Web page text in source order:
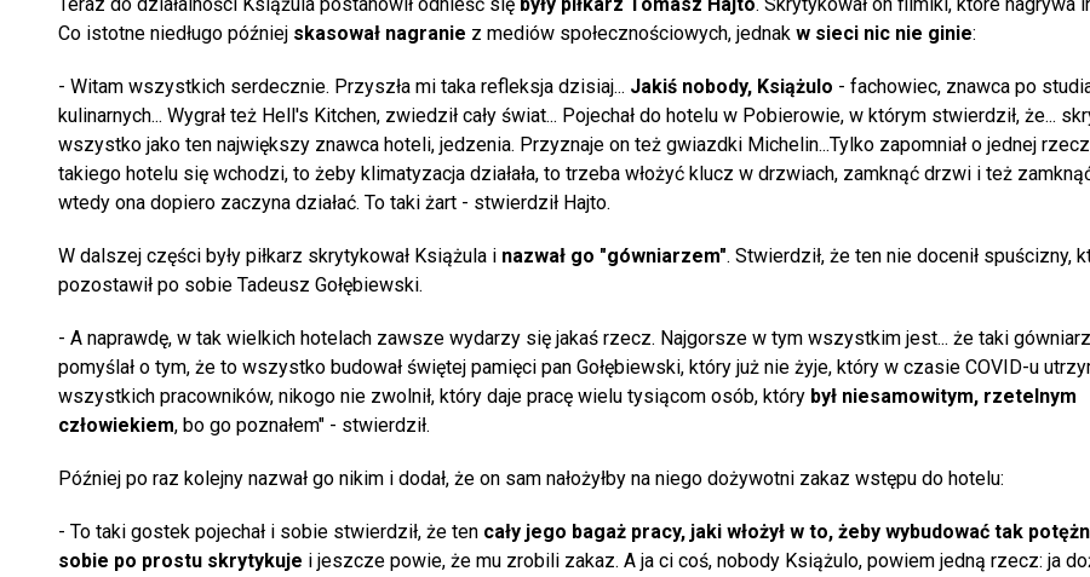
Co istotne niedługo później skasował nagranie z mediów społecznościowych, jednak w sieci nic nie ginie:
- Witam wszystkich serdecznie. Przyszła mi taka refleksja dzisiaj... Jakiś nobody, Książulo - fachowiec, znawca po
kulinarnych... Wygrał też Hell's Kitchen, zwiedził cały świat... Pojechał do hotelu w Pobierowie, w którym stwierdził, że...
wszystko jako ten największy znawca hoteli, jedzenia. Przyznaje on też gwiazdki Michelin...Tylko zapomniał o jednej
takiego hotelu się wchodzi, to żeby klimatyzacja działała, to trzeba włożyć klucz w drzwiach, zamknąć drzwi i też
wtedy ona dopiero zaczyna działać. To taki żart - stwierdził Hajto.
W dalszej części były piłkarz skrytykował Książula i nazwał go "gówniarzem". Stwierdził, że ten nie docenił spuścizny,
pozostawił po sobie Tadeusz Gołębiewski.
- A naprawdę, w tak wielkich hotelach zawsze wydarzy się jakaś rzecz. Najgorsze w tym wszystkim jest... że taki
pomyślał o tym, że to wszystko budował świętej pamięci pan Gołębiewski, który już nie żyje, który w czasie COVID-u
wszystkich pracowników, nikogo nie zwolnił, który daje pracę wielu tysiącom osób, który był niesamowitym, rzetelnym
człowiekiem, bo go poznałem" - stwierdził.
Później po raz kolejny nazwał go nikim i dodał, że on sam nałożyłby na niego dożywotni zakaz wstępu do hotelu:
- To taki gostek pojechał i sobie stwierdził, że ten cały jego bagaż pracy, jaki włożył w to, żeby wybudować tak
sobie po prostu skrytykuje i jeszcze powie, że mu zrobili zakaz. A ja ci coś, nobody Książulo, powiem jedną rzecz: ja